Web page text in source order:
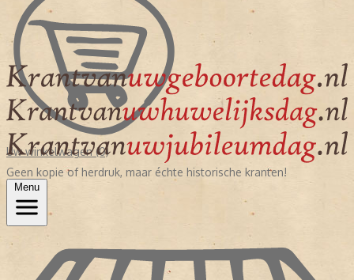
Uw winkelwagen (0)
Geen kopie of herdruk, maar échte historische kranten!
Menu